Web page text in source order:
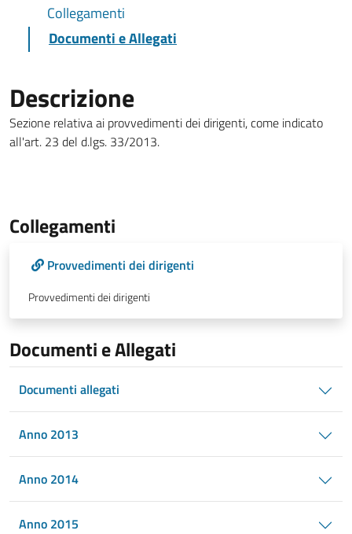
Collegamenti
Documenti e Allegati
Descrizione
Sezione relativa ai provvedimenti dei dirigenti, come indicato
all'art. 23 del d.lgs. 33/2013.
Collegamenti
Provvedimenti dei dirigenti
Provvedimenti dei dirigenti
Documenti e Allegati
Documenti allegati
Anno 2013
Anno 2014
Anno 2015